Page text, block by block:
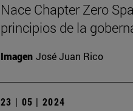
Nace Chapter Zero
principios de la
Imagen José Juan Rico
23 | 05 | 2024